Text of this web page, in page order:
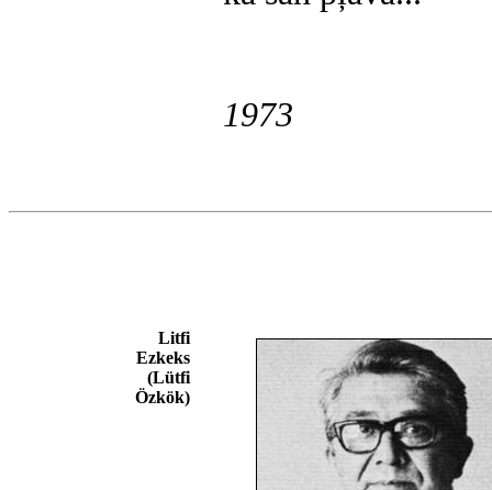
1973
Litfi
Ezkeks
(Lütfi
Özkök)